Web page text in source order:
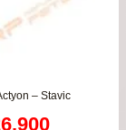
– Stavic